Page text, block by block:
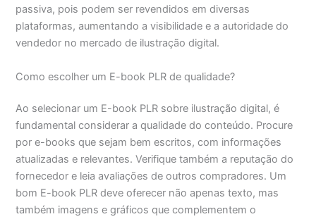
passiva, pois podem ser revendidos em diversas
plataformas, aumentando a visibilidade e a autoridade do
vendedor no mercado de ilustração digital.
Como escolher um E-book PLR de qualidade?
Ao selecionar um E-book PLR sobre ilustração digital, é
fundamental considerar a qualidade do conteúdo. Procure
por e-books que sejam bem escritos, com informações
atualizadas e relevantes. Verifique também a reputação do
fornecedor e leia avaliações de outros compradores. Um
bom E-book PLR deve oferecer não apenas texto, mas
também imagens e gráficos que complementem o